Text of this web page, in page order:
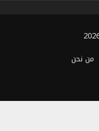
من نحن